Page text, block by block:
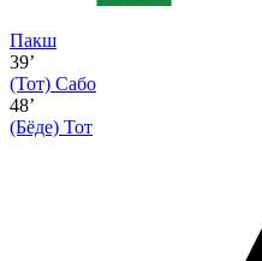
Пакш
39’
(Тот) Сабо
48’
(Бёде) Тот